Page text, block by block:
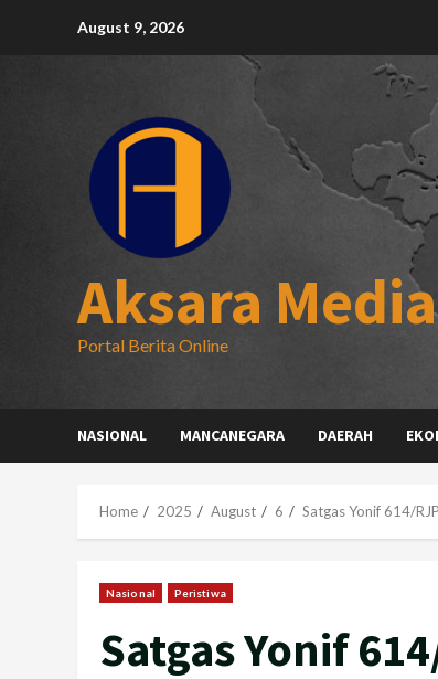
August 9, 2026
Aksara Media
Portal Berita Online
NASIONAL MANCANEGARA DAERAH
Home 2025 August 6 Satgas Yonif 614/
Nasional Peristiwa
Satgas Yonif